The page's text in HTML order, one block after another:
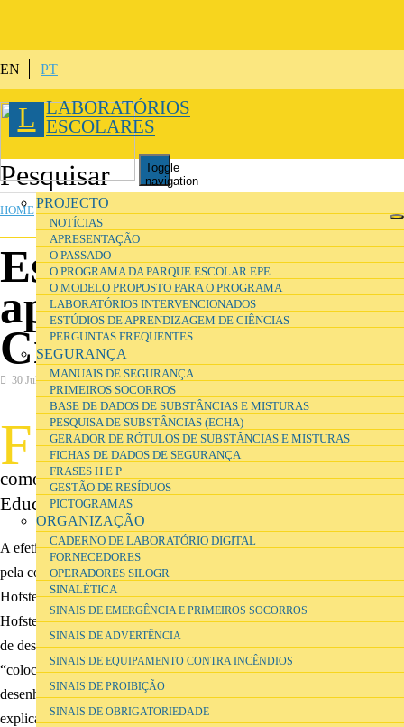
EN PT
L LABORATÓRIOS
ESCOLARES
Toggle
navigation
PROJECTO
NOTÍCIAS
APRESENTAÇÃO
O PASSADO
O PROGRAMA DA PARQUE ESCOLAR EPE
O MODELO PROPOSTO PARA O PROGRAMA
LABORATÓRIOS INTERVENCIONADOS
ESTÚDIOS DE APRENDIZAGEM DE CIÊNCIAS
PERGUNTAS FREQUENTES
SEGURANÇA
MANUAIS DE SEGURANÇA
PRIMEIROS SOCORROS
BASE DE DADOS DE SUBSTÂNCIAS E MISTURAS
PESQUISA DE SUBSTÂNCIAS (ECHA)
GERADOR DE RÓTULOS DE SUBSTÂNCIAS E MISTURAS
FICHAS DE DADOS DE SEGURANÇA
FRASES H E P
GESTÃO DE RESÍDUOS
PICTOGRAMAS
ORGANIZAÇÃO
CADERNO DE LABORATÓRIO DIGITAL
FORNECEDORES
OPERADORES SILOGR
SINALÉTICA
SINAIS DE EMERGÊNCIA E PRIMEIROS SOCORROS
SINAIS DE ADVERTÊNCIA
SINAIS DE EQUIPAMENTO CONTRA INCÊNDIOS
SINAIS DE PROIBIÇÃO
SINAIS DE OBRIGATORIEDADE
YOU ARE HERE
HOME
Estúdios de
aprendizagem de
Ciências
30 July 2016 Ensino e Formação
F ará sentido manter o cânone do laboratório e do
trabalho prático (e laboratorial e experimental)
como referências de espaço e de atividade na
Educação em Ciências?
A efetividade do trabalho prático foi já investigada com profundidade
pela comunidade de investigação em Educação em Ciências (p.e.,
Hofstein & Lunetta, 1982, 2004; Lazarowitz & Tamir, 1994; Lunetta,
Hofstein, & Clough, 2007). Atividades no laboratório têm o potencial
de desenvolver as capacidades e competências dos alunos como sejam:
“colocar questões orientadas cientificamente, formar hipóteses,
desenhar e conduzir investigações científicas, formular e rever
explicações científicas, e comunicar e defender argumentos